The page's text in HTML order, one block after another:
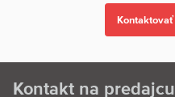
Kontakt na predajcu